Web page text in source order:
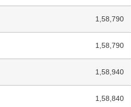
1,58,790
1,58,790
1,58,940
1,58,840